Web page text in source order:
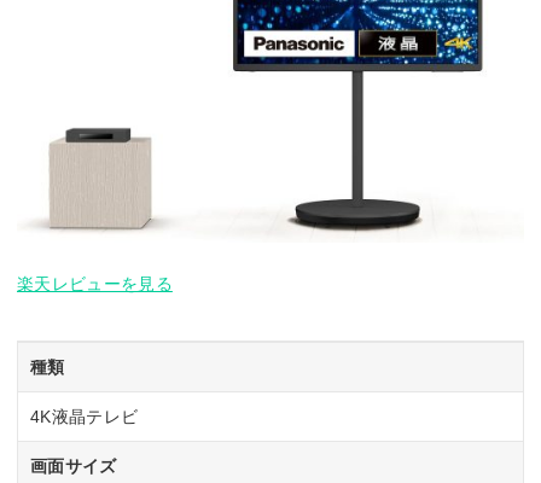
楽天レビューを見る
種類
4K液晶テレビ
画面サイズ